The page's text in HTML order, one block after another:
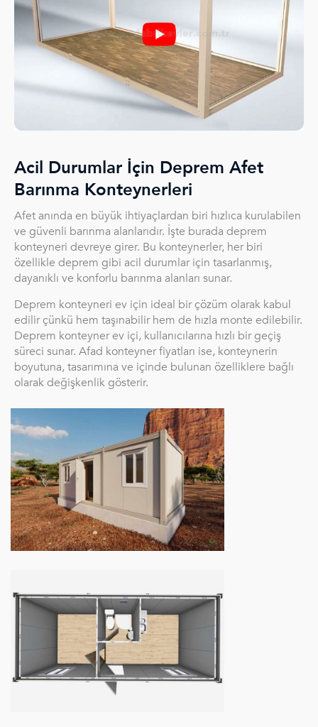
Acil Durumlar İçin Deprem Afet
Barınma Konteynerleri
Afet anında en büyük ihtiyaçlardan biri hızlıca kurulabilen
ve güvenli barınma alanlarıdır. İşte burada deprem
konteyneri devreye girer. Bu konteynerler, her biri
özellikle deprem gibi acil durumlar için tasarlanmış,
dayanıklı ve konforlu barınma alanları sunar.
Deprem konteyneri ev için ideal bir çözüm olarak kabul
edilir çünkü hem taşınabilir hem de hızla monte edilebilir.
Deprem konteyner ev içi, kullanıcılarına hızlı bir geçiş
süreci sunar. Afad konteyner fiyatları ise, konteynerin
boyutuna, tasarımına ve içinde bulunan özelliklere bağlı
olarak değişkenlik gösterir.